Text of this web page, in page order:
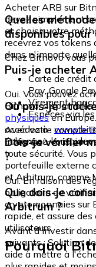
Acheter ARB sur
devez simplement
et choisir votre
recevrez vos tokens
dans n'importe
Quelles
disponibles pour
Chez Bitnovo vous
Carte de crédit
Pay, Google
Virement
Espèces via
Puis-je acheter
Oui. Vous pouvez
Bitnovo,
physiquesen
accédez à :
échangez-le
Où puis-je
Avec votre compte
intégré où vous
toute sécurité. Vous
portefeuille externe
et Arbitrum, comme
Dois-je vérifier
?
Oui. En raison des
obligatoire de
cryptomonnaies sur
rapide, et assure
utilisateurs.
Que dois-je
Arbitrum ?
Avant d'investir
suivants : Solution
aide à mettre à
Pourquoi